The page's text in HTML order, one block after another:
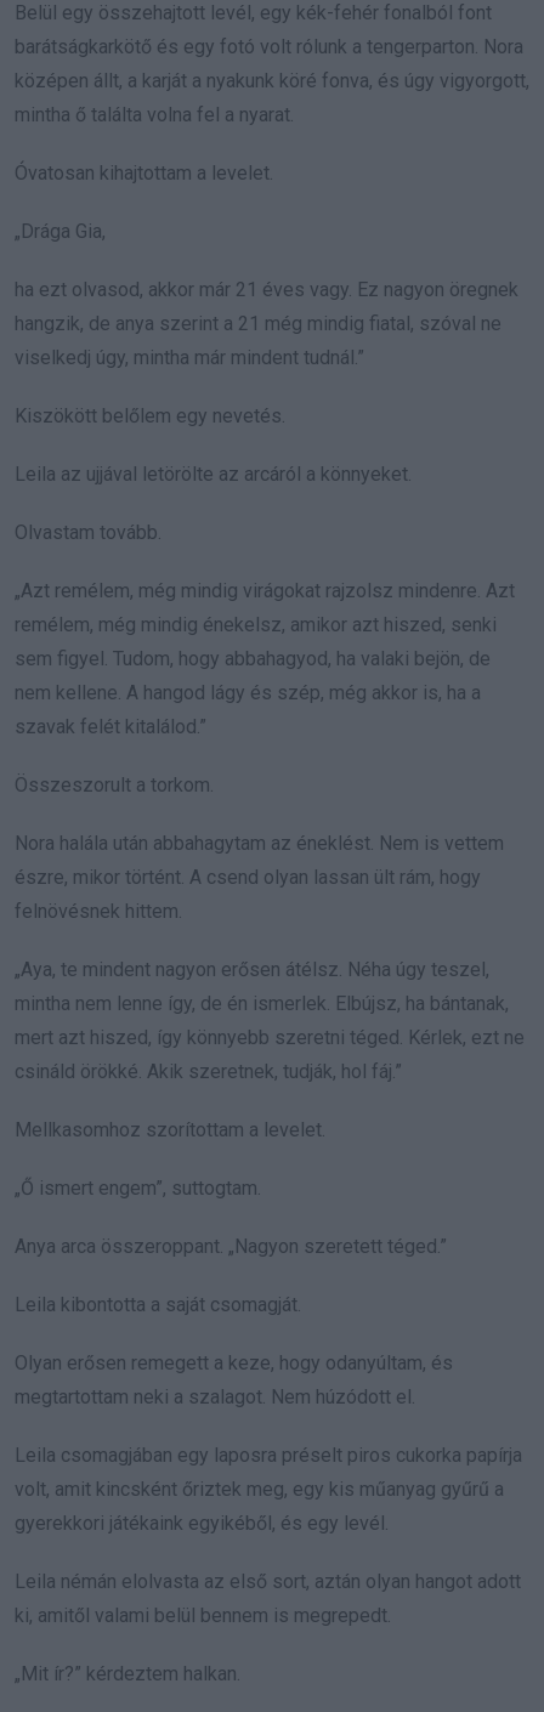
Belül egy összehajtott levél, egy kék-fehér fonalból font
barátságkarkötő és egy fotó volt rólunk a tengerparton. Nora
középen állt, a karját a nyakunk köré fonva, és úgy vigyorgott,
mintha ő találta volna fel a nyarat.
Óvatosan kihajtottam a levelet.
„Drága Gia,
ha ezt olvasod, akkor már 21 éves vagy. Ez nagyon öregnek
hangzik, de anya szerint a 21 még mindig fiatal, szóval ne
viselkedj úgy, mintha már mindent tudnál.”
Kiszökött belőlem egy nevetés.
Leila az ujjával letörölte az arcáról a könnyeket.
Olvastam tovább.
„Azt remélem, még mindig virágokat rajzolsz mindenre. Azt
remélem, még mindig énekelsz, amikor azt hiszed, senki
sem figyel. Tudom, hogy abbahagyod, ha valaki bejön, de
nem kellene. A hangod lágy és szép, még akkor is, ha a
szavak felét kitalálod.”
Összeszorult a torkom.
Nora halála után abbahagytam az éneklést. Nem is vettem
észre, mikor történt. A csend olyan lassan ült rám, hogy
felnövésnek hittem.
„Aya, te mindent nagyon erősen átélsz. Néha úgy teszel,
mintha nem lenne így, de én ismerlek. Elbújsz, ha bántanak,
mert azt hiszed, így könnyebb szeretni téged. Kérlek, ezt ne
csináld örökké. Akik szeretnek, tudják, hol fáj.”
Mellkasomhoz szorítottam a levelet.
„Ő ismert engem”, suttogtam.
Anya arca összeroppant. „Nagyon szeretett téged.”
Leila kibontotta a saját csomagját.
Olyan erősen remegett a keze, hogy odanyúltam, és
megtartottam neki a szalagot. Nem húzódott el.
Leila csomagjában egy laposra préselt piros cukorka papírja
volt, amit kincsként őriztek meg, egy kis műanyag gyűrű a
gyerekkori játékaink egyikéből, és egy levél.
Leila némán elolvasta az első sort, aztán olyan hangot adott
ki, amitől valami belül bennem is megrepedt.
„Mit ír?” kérdeztem halkan.